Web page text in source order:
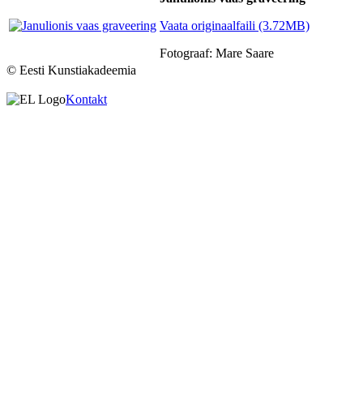
Vaata originaalfaili (3.72MB)
Fotograaf: Mare Saare
© Eesti Kunstiakadeemia
Kontakt